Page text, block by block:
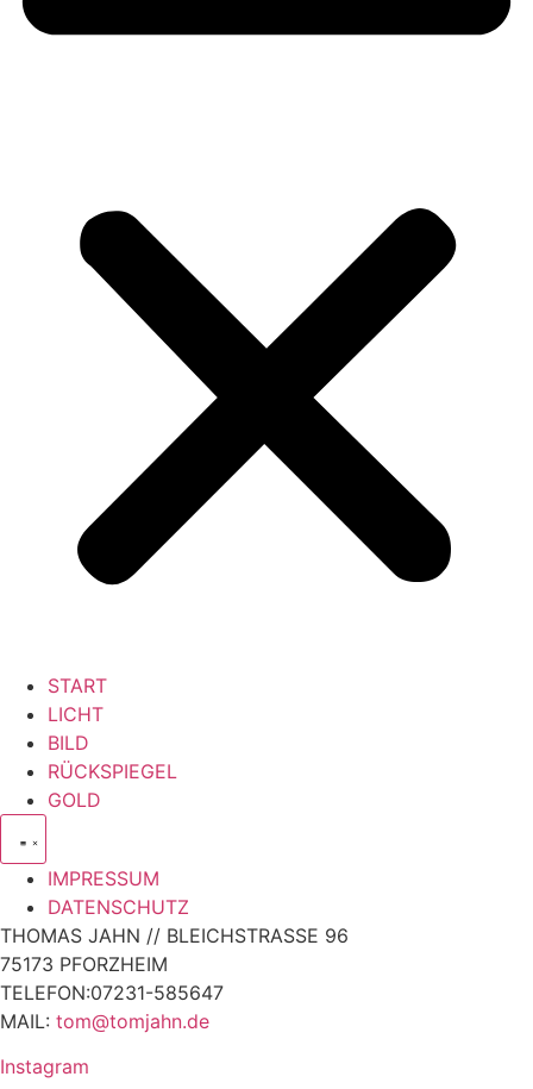
START
LICHT
BILD
RÜCKSPIEGEL
GOLD
IMPRESSUM
DATENSCHUTZ
THOMAS JAHN // BLEICHSTRASSE 96
75173 PFORZHEIM
TELEFON:07231-585647
MAIL: tom@tomjahn.de
Instagram